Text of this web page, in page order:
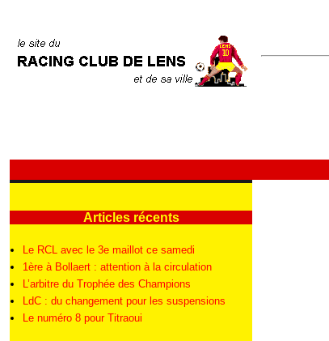
Articles récents
Le RCL avec le 3e maillot ce samedi
1ère à Bollaert : attention à la circulation
L’arbitre du Trophée des Champions
LdC : du changement pour les suspensions
Le numéro 8 pour Titraoui